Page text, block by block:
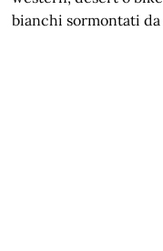
bianchi sormontati da